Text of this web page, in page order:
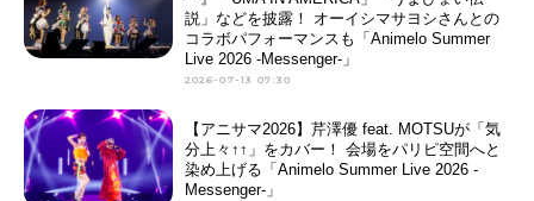
説」などを披露！ オーイシマサヨシさんとの
コラボパフォーマンスも「Animelo Summer
Live 2026 -Messenger-」
2026-07-13 07:30
【アニサマ2026】芹澤優 feat. MOTSUが「気
分上々↑↑」をカバー！ 会場をパリピ空間へと
染め上げる「Animelo Summer Live 2026 -
Messenger-」